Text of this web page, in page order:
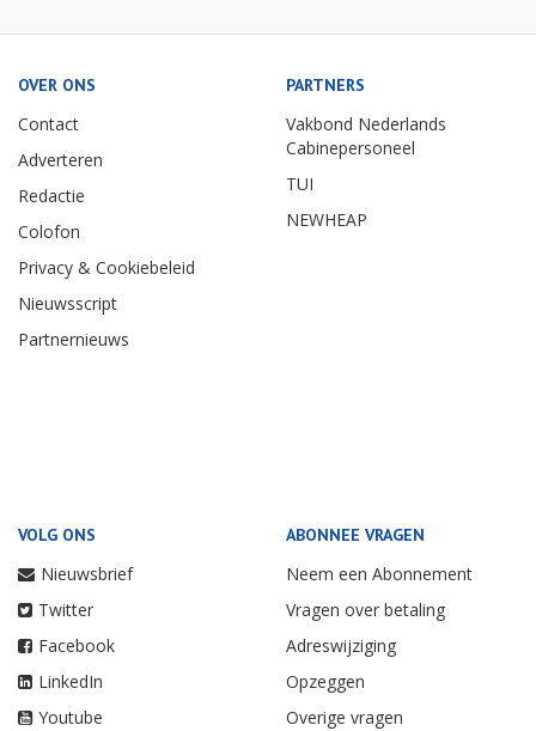
OVER ONS
Contact
Adverteren
Redactie
Colofon
Privacy & Cookiebeleid
Nieuwsscript
Partnernieuws
PARTNERS
Vakbond Nederlands
Cabinepersoneel
TUI
NEWHEAP
VOLG ONS
Nieuwsbrief
Twitter
Facebook
LinkedIn
Youtube
ABONNEE VRAGEN
Neem een Abonnement
Vragen over betaling
Adreswijziging
Opzeggen
Overige vragen